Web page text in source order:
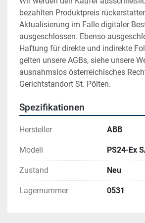
bezahlten Produktpreis
Aktualisierung im Falle digitaler
ausgeschlossen. Ebenso
Haftung für direkte und indirekte
gelten unsere AGBs, siehe unsere
ausnahmslos österreichisches
Gerichtstandort St. Pölten.
Spezifikationen
Hersteller ABB
Modell PS24-Ex
Zustand Neu
Lagernummer 0531